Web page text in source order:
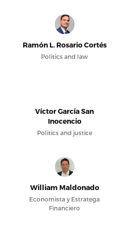
Ramón L. Rosario Cortés
Politics and law
Víctor García San
Inocencio
Politics and justice
William Maldonado
Economista y Estratega
Financiero